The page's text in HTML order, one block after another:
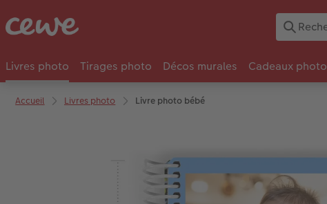
Livres photo Tirages photo Décos murales Cadeaux photo
Accueil Livres photo Livre photo bébé